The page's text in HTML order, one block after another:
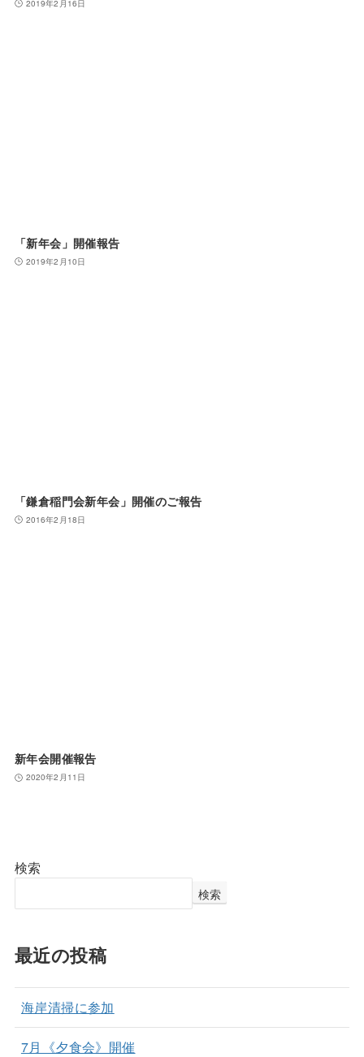
2019年2月16日
「新年会」開催報告
2019年2月10日
「鎌倉稲門会新年会」開催のご報告
2016年2月18日
新年会開催報告
2020年2月11日
検索
検索
最近の投稿
海岸清掃に参加
7月《夕食会》開催